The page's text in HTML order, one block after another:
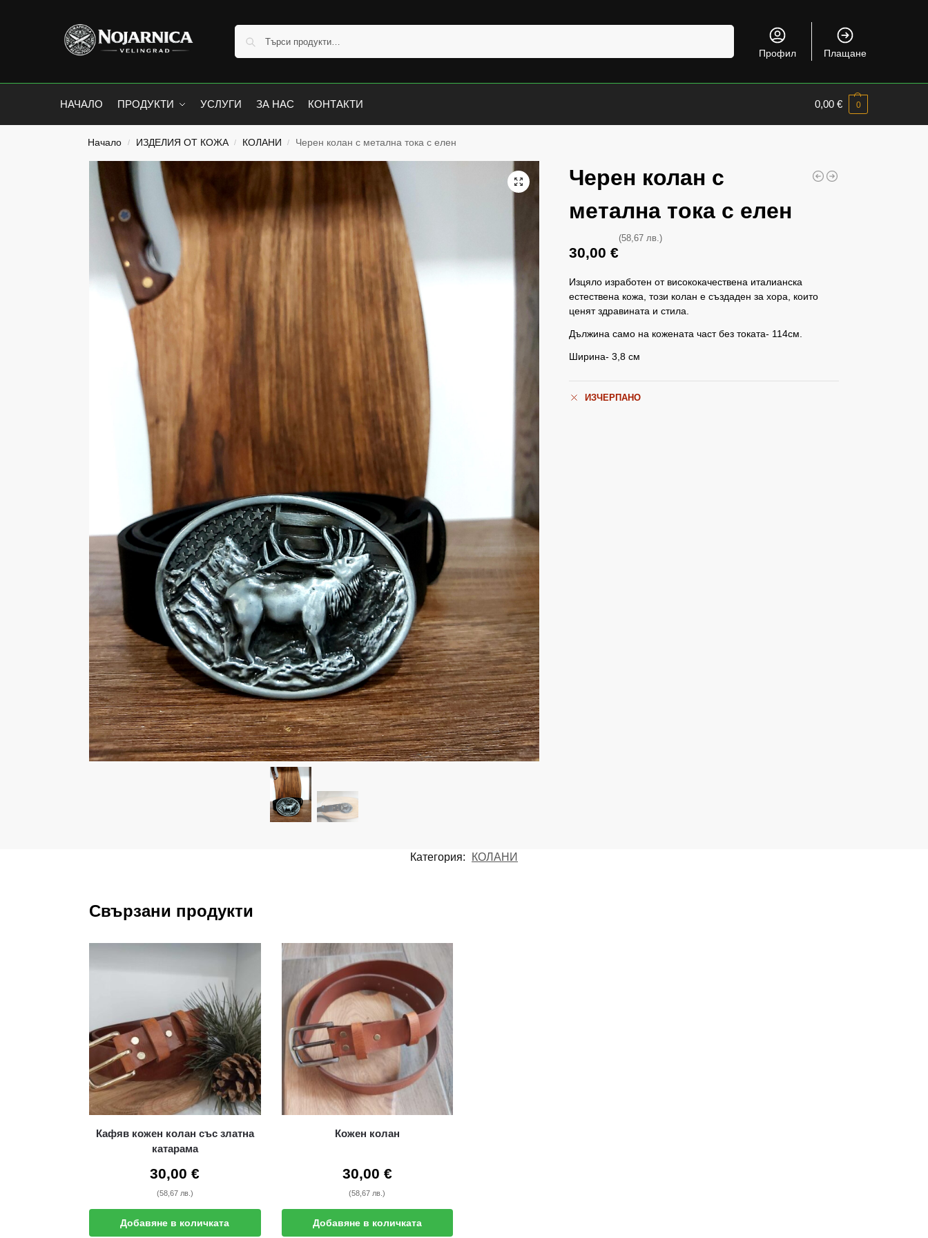
Профил Плащане
НАЧАЛО ПРОДУКТИ УСЛУГИ ЗА НАС КОНТАКТИ 0,00 € 0
Начало / ИЗДЕЛИЯ ОТ КОЖА / КОЛАНИ / Черен колан с метална тока с елен
Черен колан с
метална тока с елен
30,00€
(58,67 лв.)
Изцяло изработен от висококачествена италианска
естествена кожа, този колан е създаден за хора, които
ценят здравината и стила.
Дължина само на кожената част без токата- 114см.
Ширина- 3,8 см
ИЗЧЕРПАНО
Категория: КОЛАНИ
Свързани продукти
Кафяв кожен колан със златна
катарама
30,00€
(58,67 лв.)
Добавяне в количката
Кожен колан
30,00 €
(58,67 лв.)
Добавяне в количката